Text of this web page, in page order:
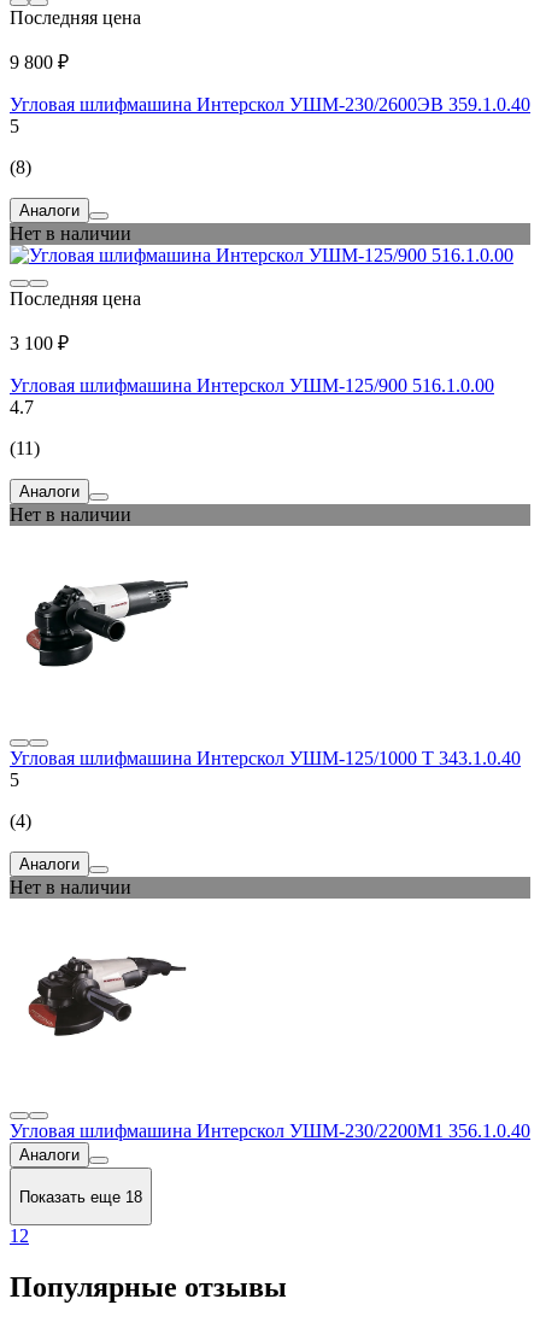
Последняя цена
9 800 ₽
Угловая шлифмашина Интерскол УШМ-230/2600ЭВ 359.1.0.40
5
(8)
Аналоги
Нет в наличии
Последняя цена
3 100 ₽
Угловая шлифмашина Интерскол УШМ-125/900 516.1.0.00
4.7
(11)
Аналоги
Нет в наличии
Угловая шлифмашина Интерскол УШМ-125/1000 Т 343.1.0.40
5
(4)
Аналоги
Нет в наличии
Угловая шлифмашина Интерскол УШМ-230/2200М1 356.1.0.40
Аналоги
Показать еще 18
1 2
Популярные отзывы